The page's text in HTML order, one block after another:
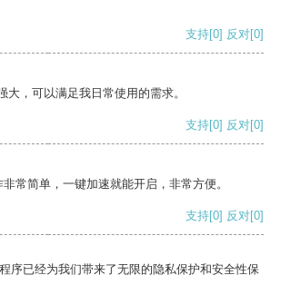
支持[0] 反对[0]
大，可以满足我日常使用的需求。
支持[0] 反对[0]
常简单，一键加速就能开启，非常方便。
支持[0] 反对[0]
序已经为我们带来了无限的隐私保护和安全性保